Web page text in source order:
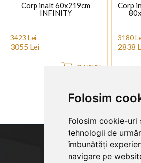
Folosim
Folosim cookie-uri
tehnologii de
îmbunătăți
navigare pe
Corp inalt 60x219cm
INFINITY
3423 Lei
3055 Lei
CUMPARA
Corp
3180
2838